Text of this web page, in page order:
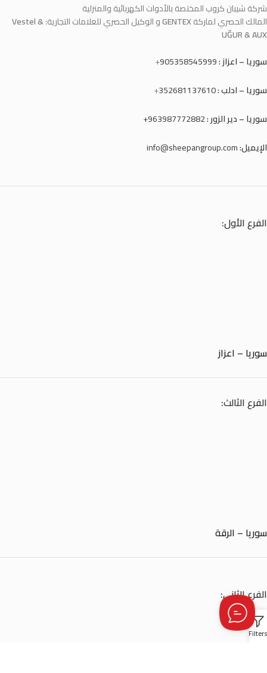
شركة شيبان كروب المختصة بالأدوات الكهربائية والمنزلية
المالك الحصري لماركةGENTEXو الوكيل الحصري للعلامات التجارية:Vestel &
UĞUR & AUX
سوريا – اعزاز :905358545999
+
سوريا – ادلب :352681137610
+
سوريا – دير الزور :963987772882+
الإيميل:info@sheepangroup.com
الفرع الأول:
سوريا – اعزاز
الفرع الثالث:
سوريا – الرقة
الفرع الثاني:
Filters